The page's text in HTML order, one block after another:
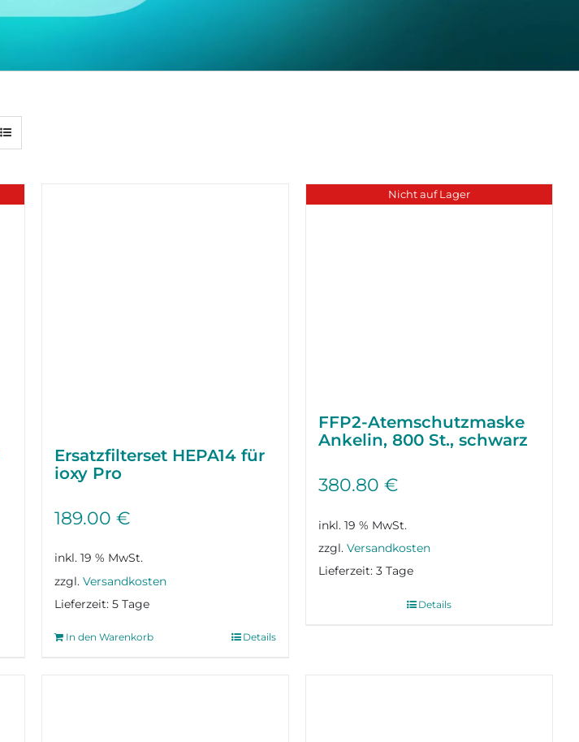
Ersatzfilterset HEPA14 für
ioxy Pro
189.00 €
inkl. 19 % MwSt.
zzgl. Versandkosten
Lieferzeit: 5 Tage
In den Warenkorb Details
Nicht auf Lager
FFP2-Atemschutzmaske
Ankelin, 800 St., schwarz
380.80 €
inkl. 19 % MwSt.
zzgl. Versandkosten
Lieferzeit: 3 Tage
Details